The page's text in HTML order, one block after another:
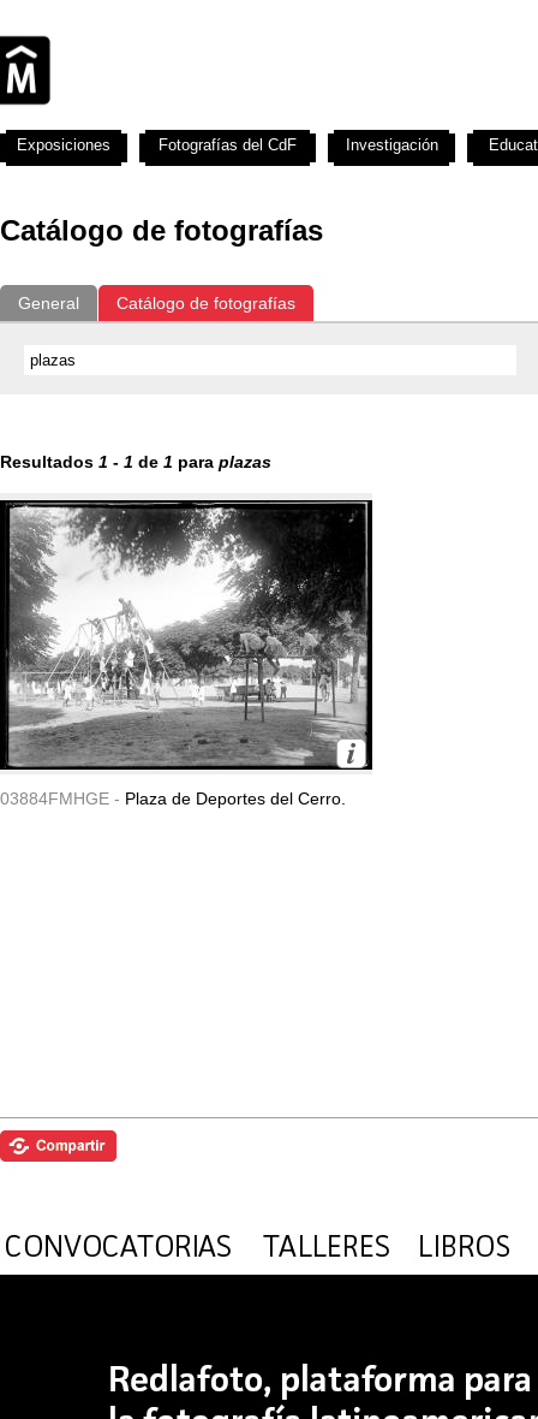
Catálogo de fotografías
General Catálogo de fotografías
Resultados 1 - 1 de 1 para plazas
03884FMHGE - Plaza de Deportes del Cerro.
Exposiciones Fotografías del CdF Investigación